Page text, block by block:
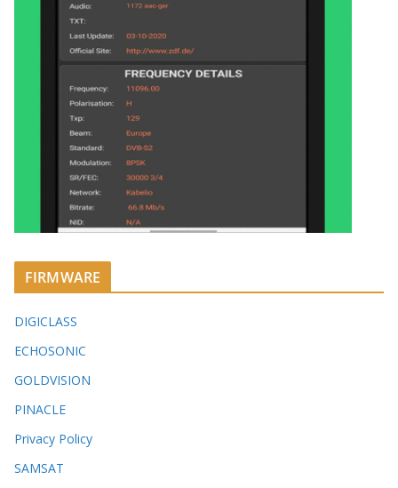
FIRMWARE
DIGICLASS
ECHOSONIC
GOLDVISION
PINACLE
Privacy Policy
SAMSAT